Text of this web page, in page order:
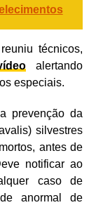
técnicos,
alertando
especiais.
prevenção da
silvestres
antes de
notificar ao
caso de
anormal de